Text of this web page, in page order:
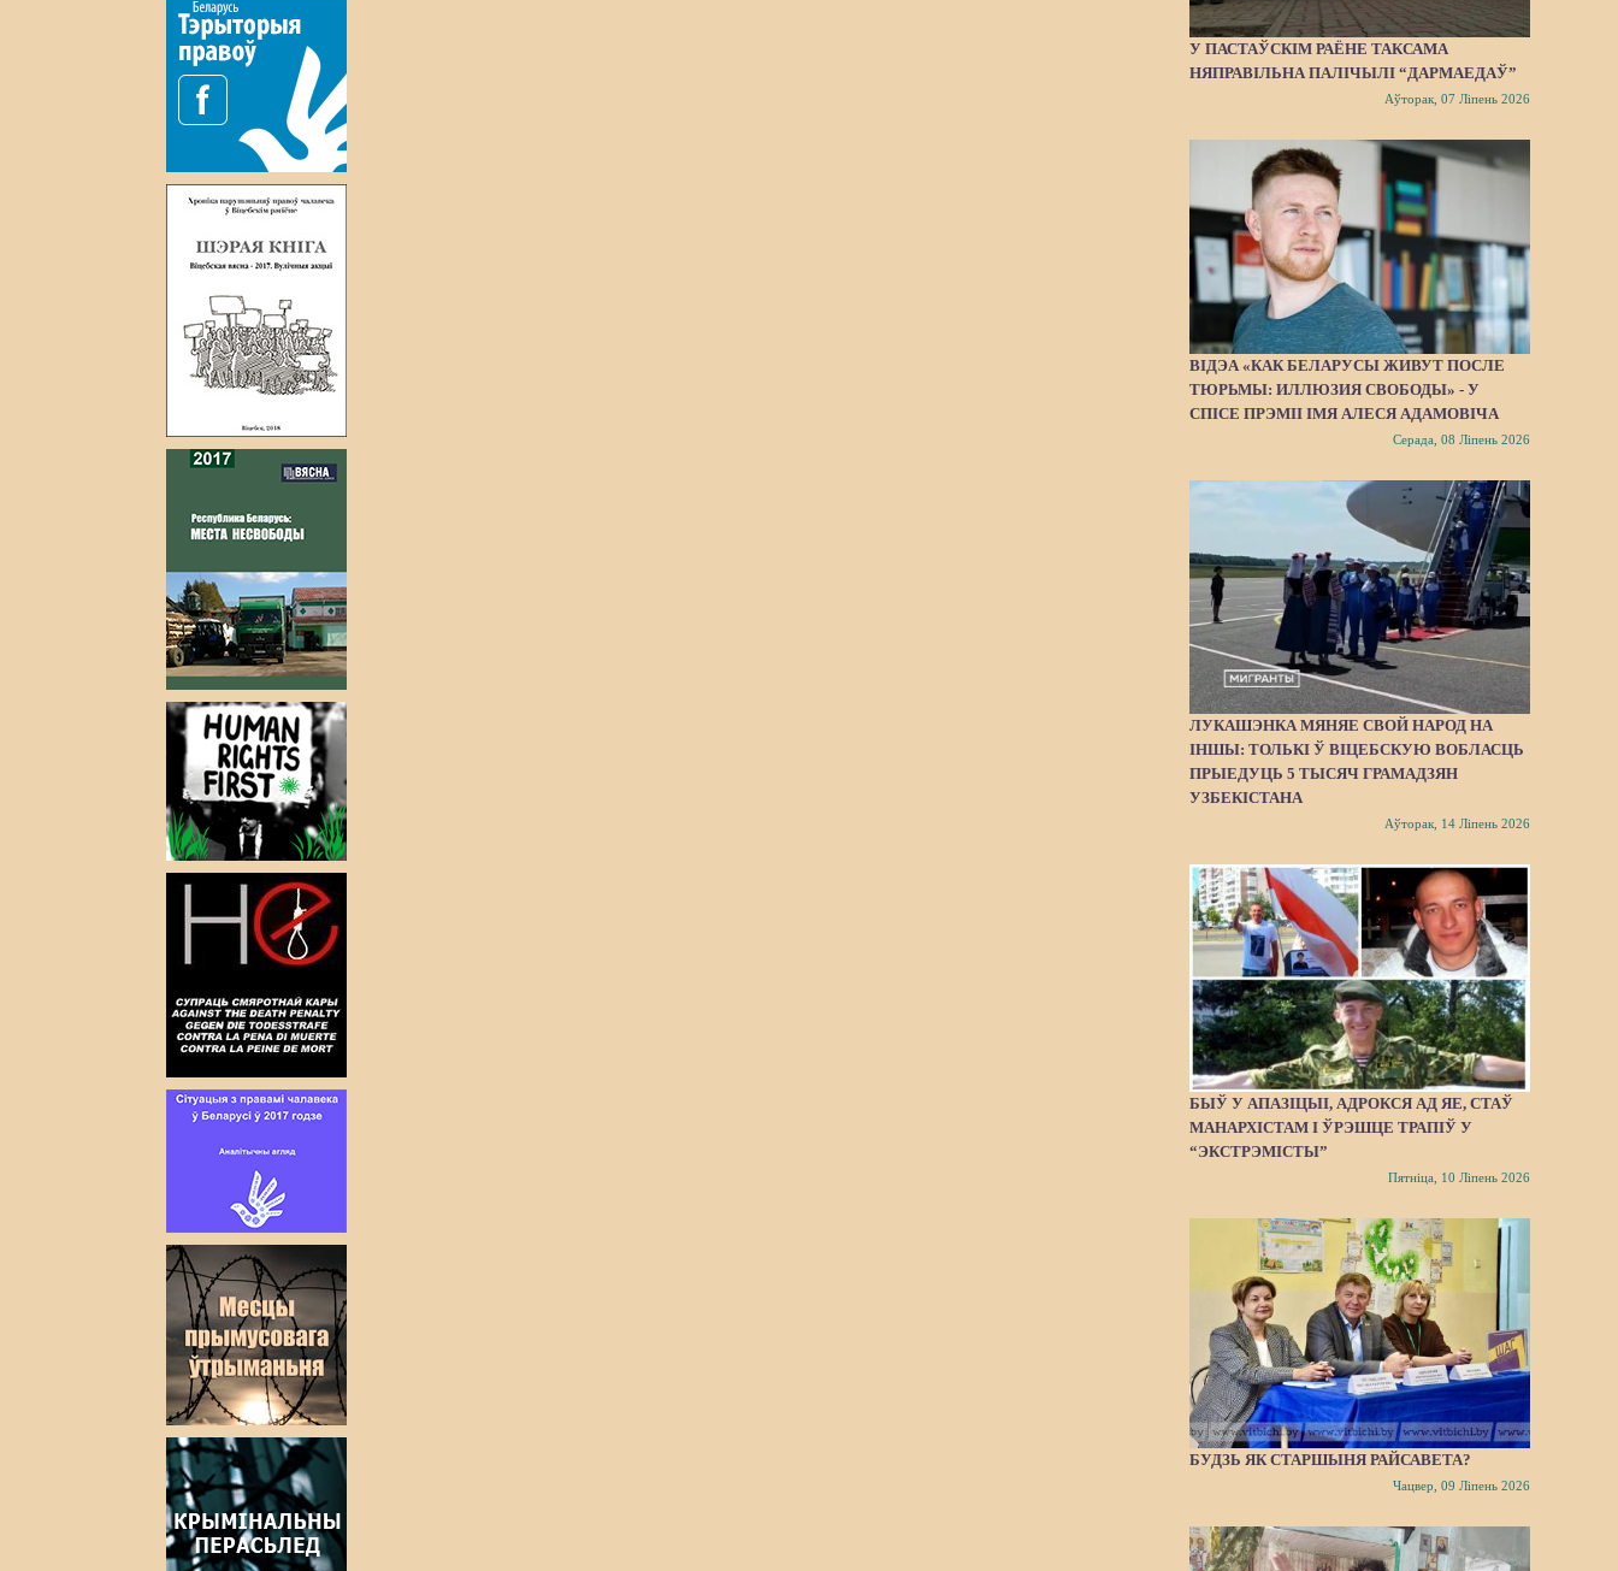
У ПАСТАЎСКІМ РАЁНЕ ТАКСАМА
НЯПРАВІЛЬНА ПАЛІЧЫЛІ “ДАРМАЕДАЎ”
Аўторак, 07 Ліпень 2026
ВІДЭА «КАК БЕЛАРУСЫ ЖИВУТ ПОСЛЕ
ТЮРЬМЫ: ИЛЛЮЗИЯ СВОБОДЫ» - У
СПІСЕ ПРЭМІІ ІМЯ АЛЕСЯ АДАМОВІЧА
Серада, 08 Ліпень 2026
ЛУКАШЭНКА МЯНЯЕ СВОЙ НАРОД НА
ІНШЫ: ТОЛЬКІ Ў ВІЦЕБСКУЮ ВОБЛАСЦЬ
ПРЫЕДУЦЬ 5 ТЫСЯЧ ГРАМАДЗЯН
УЗБЕКІСТАНА
Аўторак, 14 Ліпень 2026
БЫЎ У АПАЗІЦЫІ, АДРОКСЯ АД ЯЕ, СТАЎ
МАНАРХІСТАМ І ЎРЭШЦЕ ТРАПІЎ У
“ЭКСТРЭМІСТЫ”
Пятніца, 10 Ліпень 2026
БУДЗЬ ЯК СТАРШЫНЯ РАЙСАВЕТА?
Чацвер, 09 Ліпень 2026